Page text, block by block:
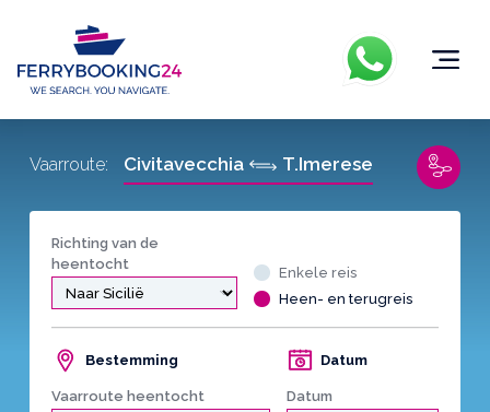
Richting van de
heentocht
Enkele reis
Heen- en terugreis
Bestemming
Vaarroute heentocht
Datum
Datum
Vaarroute: Civitavecchia T.Imerese